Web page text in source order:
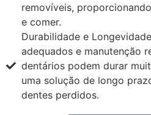
removíveis,
e comer.
Durabilidade e
adequados e manutenção
dentários podem durar
uma solução de longo
dentes perdidos.